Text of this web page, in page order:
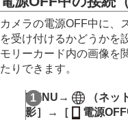
準備/基本的な撮影
MENU一覧から機能を探す
撮影機能を活用する
カメラをカスタマイズする
再生する
スマートフォンでできること
スマートフォン
カメラの電源OFF中に、
を受け付けるかどうかを
モリーカード内の画像を
たりできます。
MENU→ （ネッ
影］
→ ［ 電源OFF